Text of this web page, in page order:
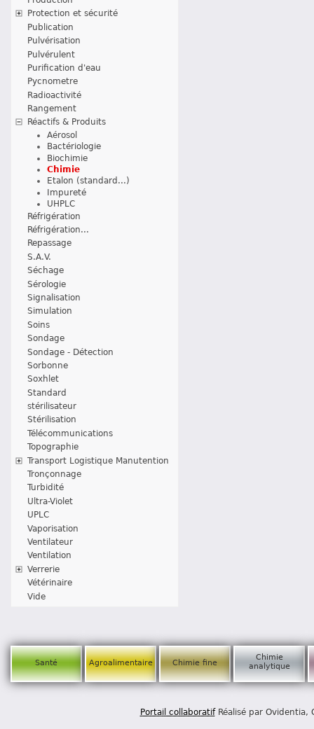
Protection et sécurité
Publication
Pulvérisation
Pulvérulent
Purification d'eau
Pycnometre
Radioactivité
Rangement
Réactifs & Produits
Aérosol
Bactériologie
Biochimie
Chimie
Etalon (standard...)
Impureté
UHPLC
Réfrigération
Réfrigération...
Repassage
S.A.V.
Séchage
Sérologie
Signalisation
Simulation
Soins
Sondage
Sondage - Détection
Sorbonne
Soxhlet
Standard
stérilisateur
Stérilisation
Télécommunications
Topographie
Transport Logistique Manutention
Tronçonnage
Turbidité
Ultra-Violet
UPLC
Vaporisation
Ventilateur
Ventilation
Verrerie
Vétérinaire
Vide
Santé Agroalimentaire Chimie fine
Chimie
analytique
Portail collaboratifRéalisé par Ovidentia,